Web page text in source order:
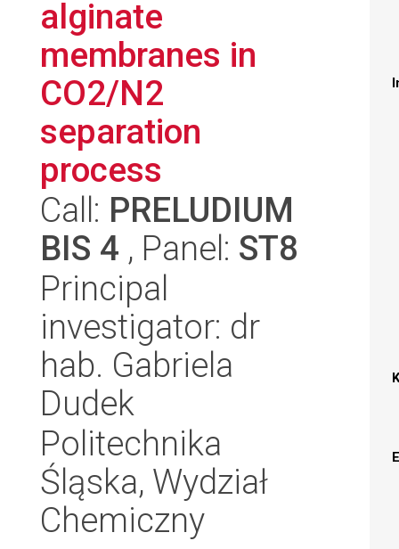
alginate
membranes in
CO2/N2
separation
process
Call: PRELUDIUM
BIS 4 , Panel: ST8
Principal
investigator: dr
hab. Gabriela
Dudek
Politechnika
Śląska, Wydział
Chemiczny